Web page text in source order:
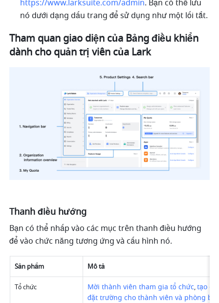
https://www.larksuite.com/admin. Bạn có thể lưu
nó dưới dạng dấu trang để sử dụng như một lối tắt.
Tham quan giao diện của Bảng điều khiển
dành cho quản trị viên của Lark
Thanh điều hướng
Bạn có thể nhấp vào các mục trên thanh điều hướng
để vào chức năng tương ứng và cấu hình nó.
Sản phẩm Mô tả
Tổ chức Mời thành viên tham gia tổ chức, tạo
đặt trường cho thành viên và phòng